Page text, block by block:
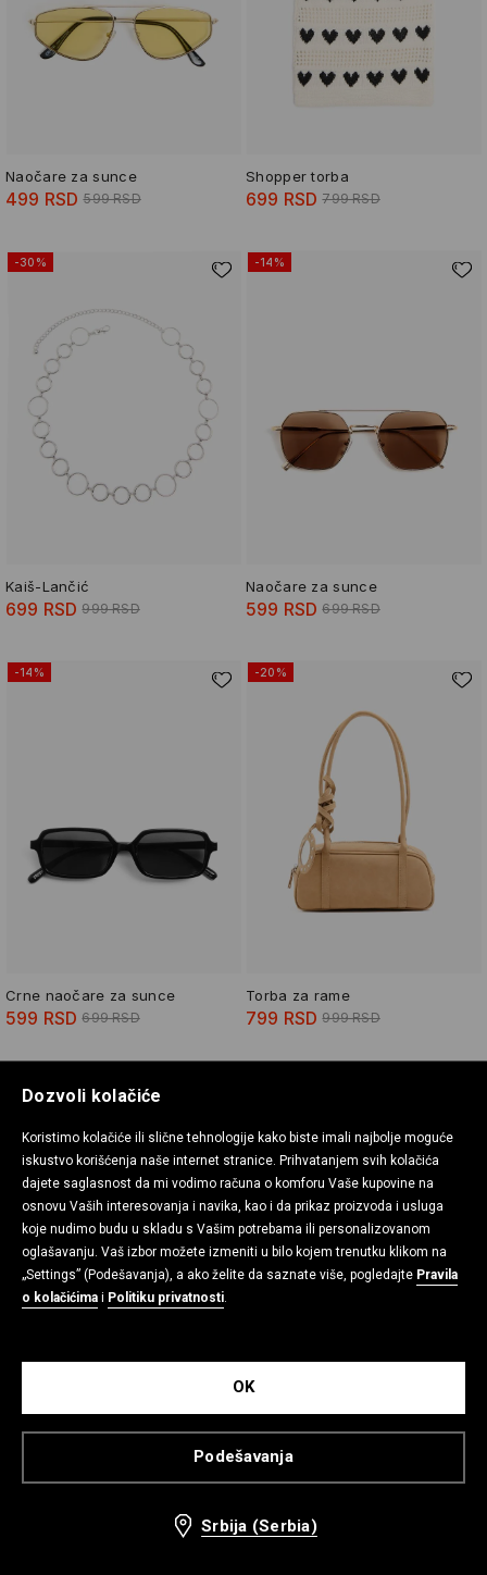
Dozvoli kolačiće
Koristimo kolačiće ili slične tehnologije kako biste imali najbolje moguće
iskustvo korišćenja naše internet stranice. Prihvatanjem svih kolačića
dajete saglasnost da mi vodimo računa o komforu Vaše kupovine na
osnovu Vaših interesovanja i navika, kao i da prikaz proizvoda i usluga
koje nudimo budu u skladu s Vašim potrebama ili personalizovanom
oglašavanju. Vaš izbor možete izmeniti u bilo kojem trenutku klikom na
„Settings” (Podešavanja), a ako želite da saznate više, pogledajte Pravila
o kolačićima i Politiku privatnosti.
Podešavanja
OK
Srbija (Serbia)
Naočare za sunce
499 RSD 599 RSD
Shopper torba
699 RSD 799 RSD
-30%
Kaiš-Lančić
699 RSD 999 RSD
-14%
Naočare za sunce
599 RSD 699 RSD
-14%
Crne naočare za sunce
599 RSD 699 RSD
-20%
Torba za rame
799 RSD 999 RSD
699 RSD 499 RSD